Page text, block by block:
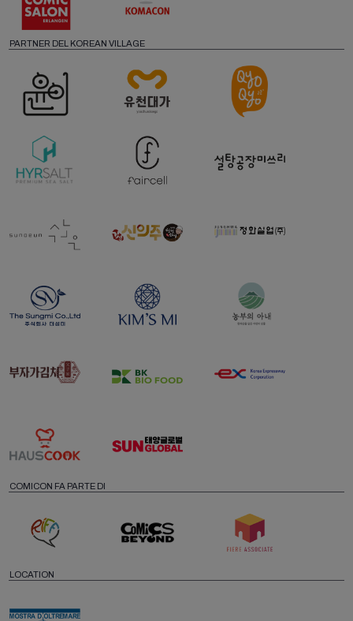
PARTNER DEL KOREAN VILLAGE
COMICON FA PARTE DI
LOCATION